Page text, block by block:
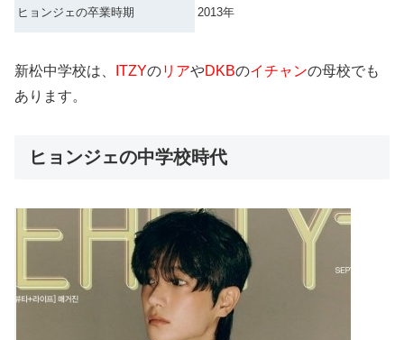
ヒョンジェの卒業時期 2013年
新松中学校は、 ITZYのリアやDKBのイチャンの母校でも
あります。
ヒョンジェの中学校時代